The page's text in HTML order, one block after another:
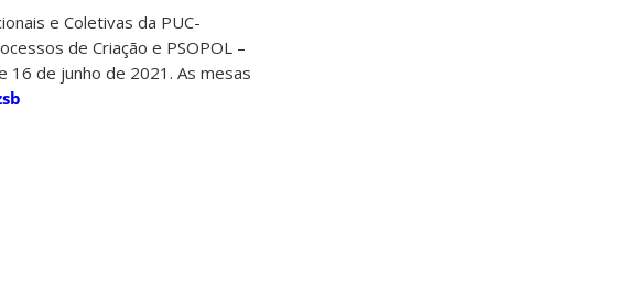
e Coletivas da PUC-
de Criação e PSOPOL –
16 de junho de 2021. As mesas